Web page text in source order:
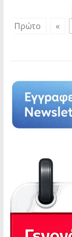
Πρώτο
«